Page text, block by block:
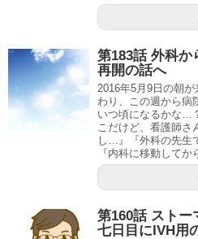
第183話 外科か
再開の話へ
2016年5月9日の朝
わり、この週から病
いつ頃になるかな…
こだけど、看護師さ
し…』『外科の先生
『内科に移動して
第160話 ストー
七日目にIVH用